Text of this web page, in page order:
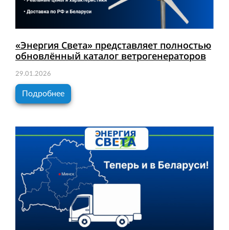
«Энергия Света» представляет полностью
обновлённый каталог ветрогенераторов
29.01.2026
Подробнее